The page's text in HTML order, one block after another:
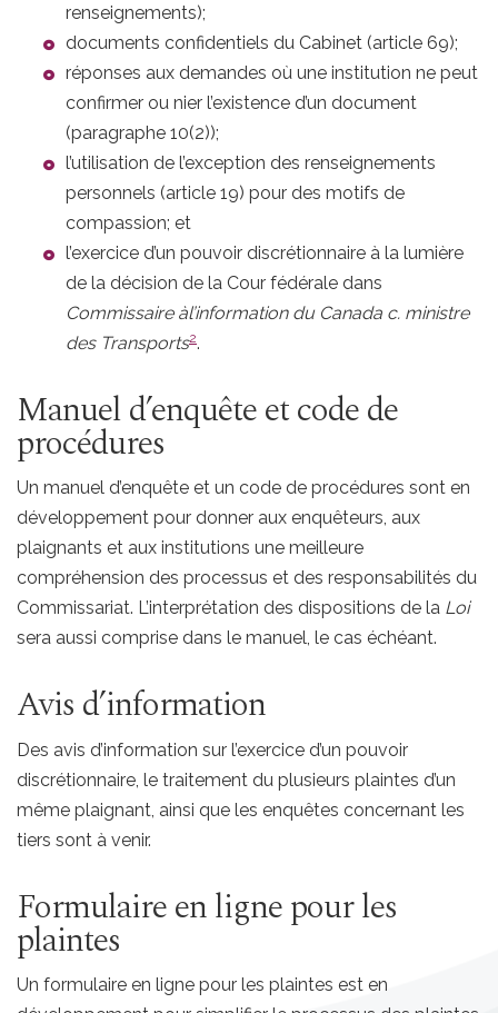
renseignements);
documents confidentiels du Cabinet (article 69);
réponses aux demandes où une institution ne peut
confirmer ou nier l’existence d’un document
(paragraphe 10(2));
l’utilisation de l’exception des renseignements
personnels (article 19) pour des motifs de
compassion; et
l’exercice d’un pouvoir discrétionnaire à la lumière
de la décision de la Cour fédérale dans
Commissaire àl’information du Canada c. ministre
des Transports
Note de bas de page
2.
Manuel d’enquête et code de
procédures
Un manuel d’enquête et un code de procédures sont en
développement pour donner aux enquêteurs, aux
plaignants et aux institutions une meilleure
compréhension des processus et des responsabilités du
Commissariat. L’interprétation des dispositions de la Loi
sera aussi comprise dans le manuel, le cas échéant.
Avis d’information
Des avis d’information sur l’exercice d’un pouvoir
discrétionnaire, le traitement du plusieurs plaintes d’un
même plaignant, ainsi que les enquêtes concernant les
tiers sont à venir.
Formulaire en ligne pour les
plaintes
Un formulaire en ligne pour les plaintes est en